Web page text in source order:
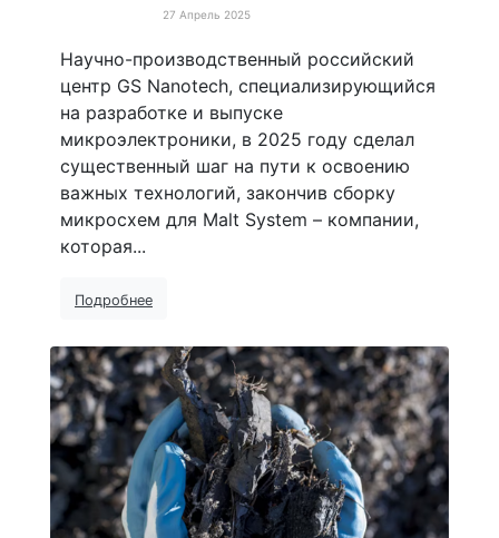
27 Апрель 2025
Научно-производственный российский
центр GS Nanotech, специализирующийся
на разработке и выпуске
микроэлектроники, в 2025 году сделал
существенный шаг на пути к освоению
важных технологий, закончив сборку
микросхем для Malt System – компании,
которая...
Подробнее